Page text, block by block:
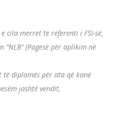
cila merret te referenti i FSI-së,
“NLB” (Pagesë për aplikim në
diplomës për ata që kanë
jashtë vendit,